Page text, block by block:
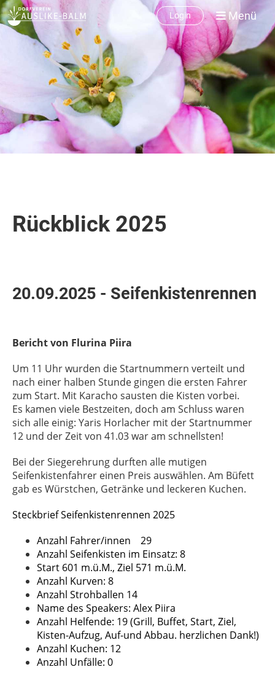
Login Menü
Rückblick 2025
20.09.2025 - Seifenkistenrennen
Bericht von Flurina Piira
Um 11 Uhr wurden die Startnummern verteilt und
nach einer halben Stunde gingen die ersten Fahrer
zum Start. Mit Karacho sausten die Kisten vorbei.
Es kamen viele Bestzeiten, doch am Schluss waren
sich alle einig: Yaris Horlacher mit der Startnummer
12 und der Zeit von 41.03 war am schnellsten!
Bei der Siegerehrung durften alle mutigen
Seifenkistenfahrer einen Preis auswählen. Am Büfett
gab es Würstchen, Getränke und leckeren Kuchen.
Steckbrief Seifenkistenrennen 2025
Anzahl Fahrer/innen 29
Anzahl Seifenkisten im Einsatz: 8
Start 601 m.ü.M., Ziel 571 m.ü.M.
Anzahl Kurven: 8
Anzahl Strohballen 14
Name des Speakers: Alex Piira
Anzahl Helfende: 19 (Grill, Buffet, Start, Ziel,
Kisten-Aufzug, Auf-und Abbau. herzlichen Dank!)
Anzahl Kuchen: 12
Anzahl Unfälle: 0